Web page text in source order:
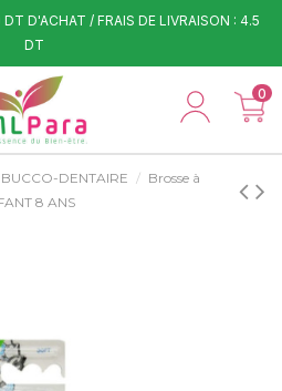
D'ACHAT / FRAIS DE LIVRAISON : 4.5
DT
0
BUCCO-DENTAIRE
Brosse à
8 ANS